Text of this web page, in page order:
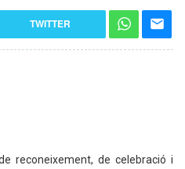
TWITTER
reconeixement, de celebració i